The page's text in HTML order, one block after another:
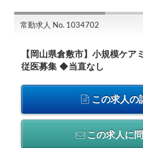
常勤求人 No. 1034702
【岡山県倉敷市】小規模ケア
従医募集 ◆当直なし
この求人の
この求人に